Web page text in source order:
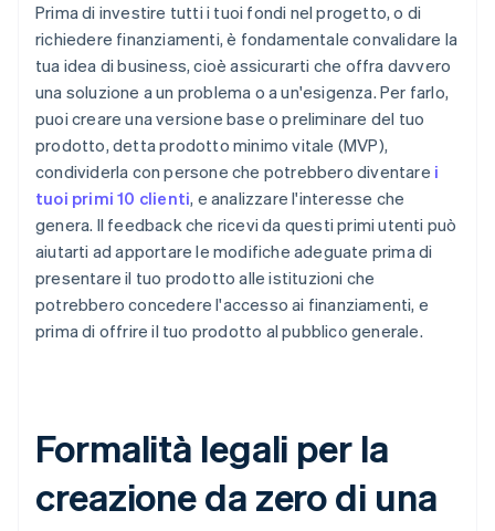
Prima di investire tutti i tuoi fondi nel progetto, o di
richiedere finanziamenti, è fondamentale convalidare la
tua idea di business, cioè assicurarti che offra davvero
una soluzione a un problema o a un'esigenza. Per farlo,
puoi creare una versione base o preliminare del tuo
prodotto, detta prodotto minimo vitale (MVP),
condividerla con persone che potrebbero diventare i
tuoi primi 10 clienti, e analizzare l'interesse che
genera. Il feedback che ricevi da questi primi utenti può
aiutarti ad apportare le modifiche adeguate prima di
presentare il tuo prodotto alle istituzioni che
potrebbero concedere l'accesso ai finanziamenti, e
prima di offrire il tuo prodotto al pubblico generale.
Formalità legali per la
creazione da zero di una